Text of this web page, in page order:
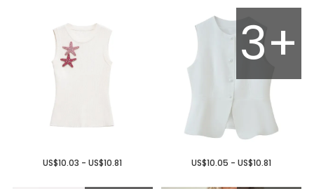
US$10.03 - US$10.81
3+
US$10.05 - US$10.81